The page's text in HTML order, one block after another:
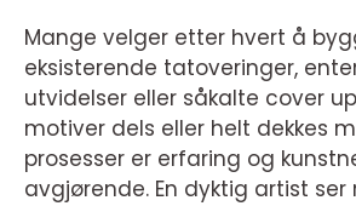
Mange velger etter hvert å
eksisterende tatoveringer,
utvidelser eller såkalte cover
motiver dels eller helt dekkes
prosesser er erfaring og
avgjørende. En dyktig artist